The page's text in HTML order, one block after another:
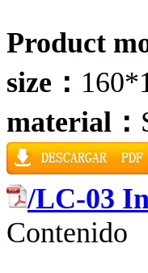
Product
size：
material：
/LC-03
Contenido